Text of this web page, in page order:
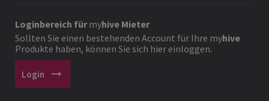
Loginbereich fürmyhive Mieter
Sollten Sie einen bestehenden Account für Ihre myhive
Produkte haben, können Sie sich hier einloggen.
Login arrow_right_alt